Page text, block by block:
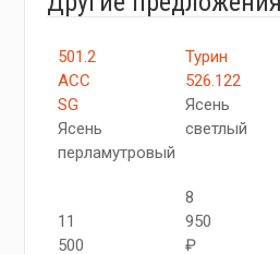
501.2
АСС
SG
Ясень
перламутровый
11
500
Турин
526.122
Ясень
светлый
8
950
₽